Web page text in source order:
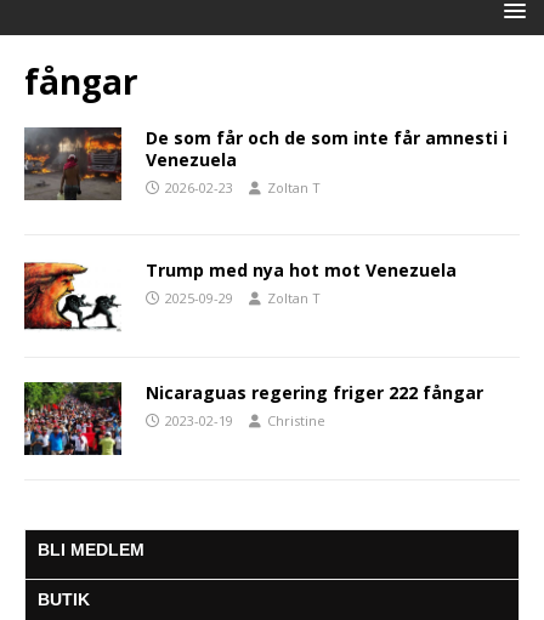
fångar
De som får och de som inte får amnesti i
Venezuela
2026-02-23 Zoltan T
Trump med nya hot mot Venezuela
2025-09-29 Zoltan T
Nicaraguas regering friger 222 fångar
2023-02-19 Christine
BLI MEDLEM
BUTIK